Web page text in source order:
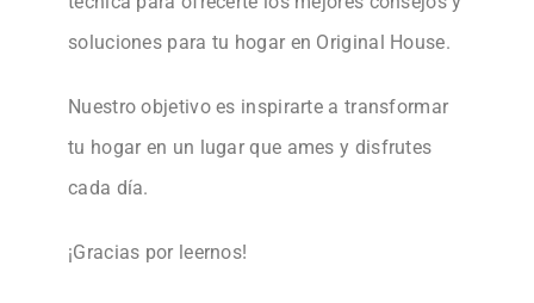
soluciones para tu hogar en Original House.
Nuestro objetivo es inspirarte a transformar
tu hogar en un lugar que ames y disfrutes
cada día.
¡Gracias por leernos!